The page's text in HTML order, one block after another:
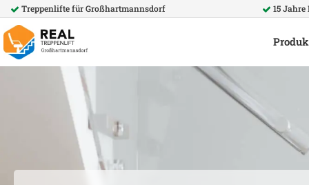
Treppenlifte fürGroßhartmannsdorf 15